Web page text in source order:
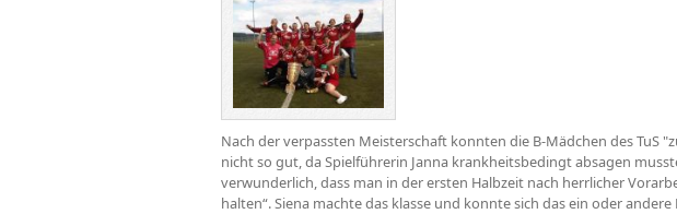
Nach der verpassten Meisterschaft konnten die B-Mädchen des TuS
nicht so gut, da Spielführerin Janna krankheitsbedingt absagen
verwunderlich, dass man in der ersten Halbzeit nach herrlicher
halten“. Siena machte das klasse und konnte sich das ein oder andere